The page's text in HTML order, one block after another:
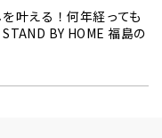
叶える！何年経っても
BY HOME 福島の